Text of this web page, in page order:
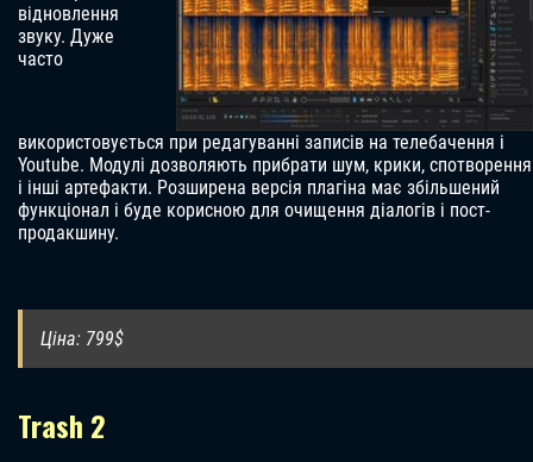
відновлення
звуку. Дуже
часто
використовується при редагуванні записів на телебачення і
Youtube. Модулі дозволяють прибрати шум, крики, спотворення
і інші артефакти. Розширена версія плагіна має збільшений
функціонал і буде корисною для очищення діалогів і пост-
продакшину.
Ціна: 799$
Trash 2